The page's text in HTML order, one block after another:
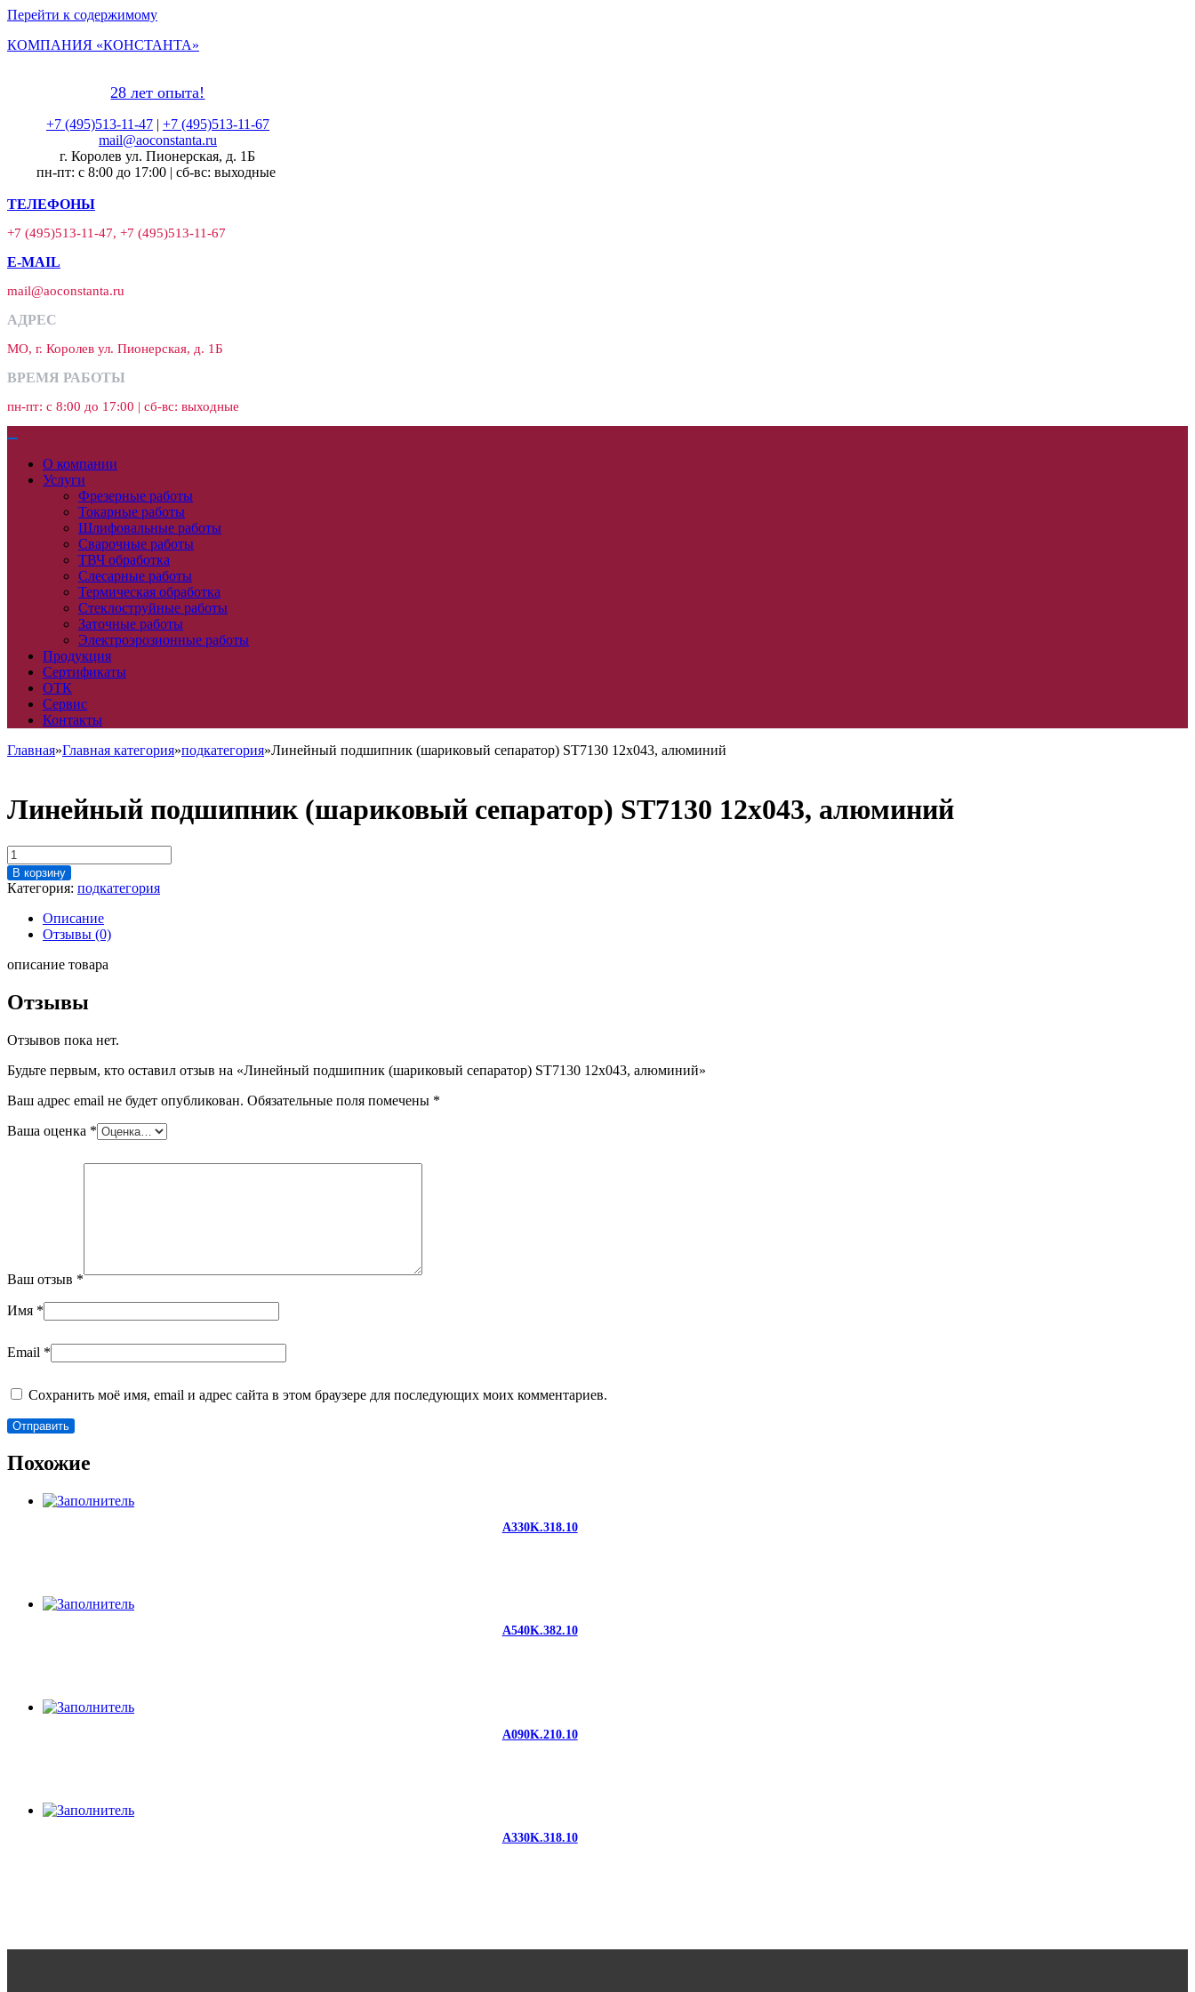
Перейти к содержимому
КОМПАНИЯ «КОНСТАНТА»
28 лет опыта!
+7 (495)513-11-47| +7 (495)513-11-67
mail@aoconstanta.ru
г. Королев ул. Пионерская, д. 1Б
пн-пт: с 8:00 до 17:00 | сб-вс: выходные
ТЕЛЕФОНЫ
+7 (495)513-11-47, +7 (495)513-11-67
E-MAIL
mail@aoconstanta.ru
АДРЕС
МО, г. Королев ул. Пионерская, д. 1Б
ВРЕМЯ РАБОТЫ
пн-пт: с 8:00 до 17:00 | сб-вс: выходные
О компании
Услуги
Фрезерные работы
Токарные работы
Шлифовальные работы
Сварочные работы
ТВЧ обработка
Слесарные работы
Термическая обработка
Стеклоструйные работы
Заточные работы
Электроэрозионные работы
Продукция
Сертификаты
ОТК
Сервис
Контакты
Главная»Главная категория»подкатегория»Линейный подшипник (шариковый сепаратор) ST7130 12х043, алюминий
Линейный подшипник (шариковый сепаратор) ST7130 12х043, алюминий
Количество
товара
Линейный
подшипник
(шариковый
сепаратор)
12х043,
В корзину
Категория: подкатегория
Описание
Отзывы (0)
описание товара
Отзывы
Отзывов пока нет.
Будьте первым, кто оставил отзыв на «Линейный подшипник (шариковый сепаратор) ST7130 12х043, алюминий»
Ваш адрес email не будет опубликован. Обязательные поля помечены *
Ваша оценка *
Ваш отзыв *
Имя *
Email *
Сохранить моё имя, email и адрес сайта в этом браузере для последующих моих комментариев.
Похожие
A330K.318.10
A540K.382.10
A090K.210.10
A330K.318.10